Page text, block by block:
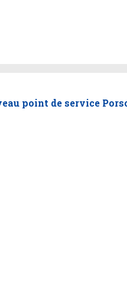
point de service